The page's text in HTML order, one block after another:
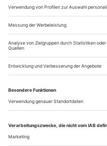
Prager Frühling
Sláva Daubnerová begegnet
mit kluger, süffisanter
Staatsoper bei «Nabucco» für
Alle reden immer vom
überladenen Ursuppe,
«Rheingold» erwächst, in
überirdischer Schönheit
emporsteigt. Dabei ist das
die ganze
erkennbar von uns